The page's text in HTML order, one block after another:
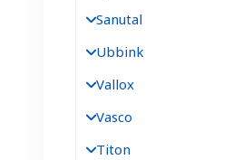
Sanutal
Ubbink
Vallox
Vasco
Titon